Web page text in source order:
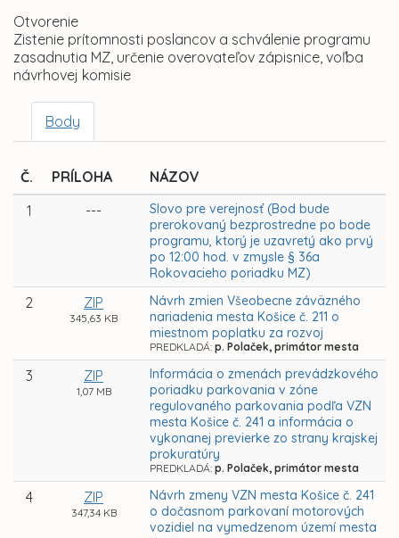
Otvorenie
Zistenie prítomnosti poslancov a schválenie programu
zasadnutia MZ, určenie overovateľov zápisnice, voľba
návrhovej komisie
Body
Č. PRÍLOHA
NÁZOV
1
---
Slovo pre verejnosť (Bod bude
prerokovaný bezprostredne po bode
programu, ktorý je uzavretý ako prvý
po 12:00 hod. v zmysle § 36a
Rokovacieho poriadku MZ)
2 ZIP
345,63 KB
Návrh zmien Všeobecne záväzného
nariadenia mesta Košice č. 211 o
miestnom poplatku za rozvoj
PREDKLADÁ: p. Polaček, primátor mesta
3 ZIP
1,07 MB
Informácia o zmenách prevádzkového
poriadku parkovania v zóne
regulovaného parkovania podľa VZN
mesta Košice č. 241 a informácia o
vykonanej previerke zo strany krajskej
prokuratúry
PREDKLADÁ: p. Polaček, primátor mesta
4 ZIP
347,34 KB
Návrh zmeny VZN mesta Košice č. 241
o dočasnom parkovaní motorových
vozidiel na vymedzenom území mesta